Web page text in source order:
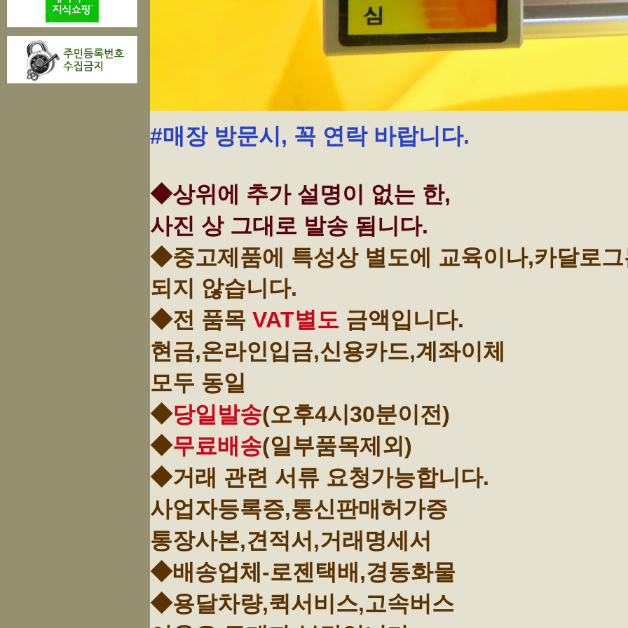
#매장 방문시, 꼭 연락 바랍니다.
◆상위에 추가 설명이 없는 한,
사진 상 그대로 발송 됨니다.
◆중고제품에 특성상 별도에 교육이나,카달로
되지 않습니다.
◆전 품목 VAT별도 금액입니다.
현금,온라인입금,신용카드,계좌이체
모두 동일
◆당일발송(오후4시30분이전)
◆무료배송(일부품목제외)
◆거래 관련 서류 요청가능합니다.
사업자등록증,통신판매허가증
통장사본,견적서,거래명세서
◆배송업체-로젠택배,경동화물
◆용달차량,퀵서비스,고속버스